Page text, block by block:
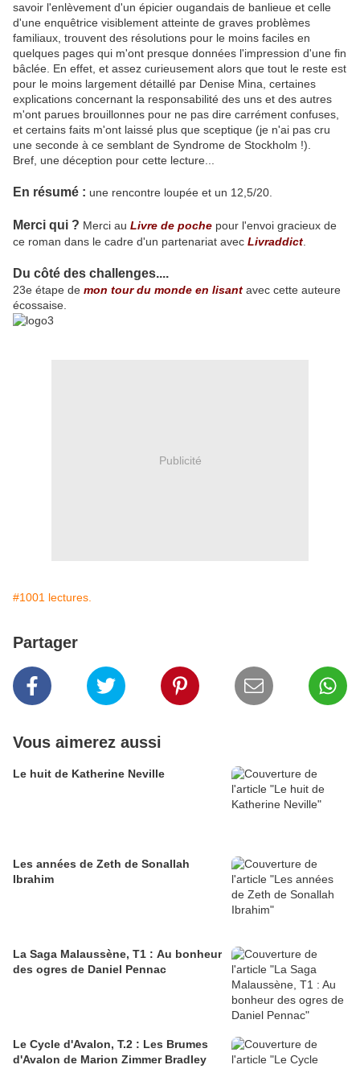
savoir l'enlèvement d'un épicier ougandais de banlieue et celle
d'une enquêtrice visiblement atteinte de graves problèmes
familiaux, trouvent des résolutions pour le moins faciles en
quelques pages qui m'ont presque données l'impression d'une fin
bâclée. En effet, et assez curieusement alors que tout le reste est
pour le moins largement détaillé par Denise Mina, certaines
explications concernant la responsabilité des uns et des autres
m'ont parues brouillonnes pour ne pas dire carrément confuses,
et certains faits m'ont laissé plus que sceptique (je n'ai pas cru
une seconde à ce semblant de Syndrome de Stockholm !).
Bref, une déception pour cette lecture...
En résumé : une rencontre loupée et un 12,5/20.
Merci qui ? Merci au Livre de poche pour l'envoi gracieux de
ce roman dans le cadre d'un partenariat avec Livraddict
Du côté des challenges....
23e étape de mon tour du monde en lisant avec cette auteure
écossaise.
Publicité
#1001 lectures.
Partager
Vous aimerez aussi
Le huit de Katherine Neville
Les années de Zeth de Sonallah
Ibrahim
La Saga Malaussène, T1 : Au bonheur
des ogres de Daniel Pennac
Le Cycle d'Avalon, T.2 : Les Brumes
d'Avalon de Marion Zimmer Bradley